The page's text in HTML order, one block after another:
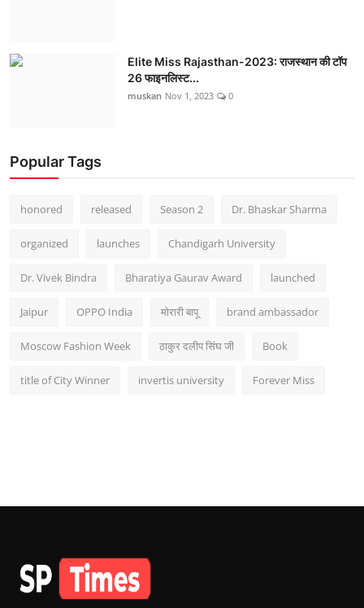
Elite Miss Rajasthan-2023: राजस्थान की टॉप
26 फाइनलिस्ट...
muskan Nov 1, 2023 0
Popular Tags
honored released Season 2 Dr. Bhaskar Sharma
organized launches Chandigarh University
Dr. Vivek Bindra Bharatiya Gaurav Award launched
Jaipur OPPO India मोरारी बापू brand ambassador
Moscow Fashion Week ठाकुर दलीप सिंघ जी Book
title of City Winner invertis university Forever Miss